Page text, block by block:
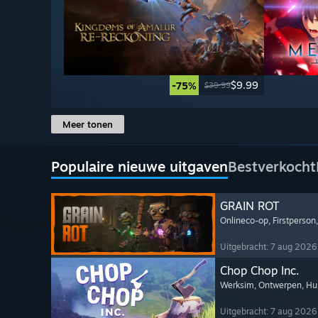
-75% $39.99$9.99
Meer tonen
Populaire nieuwe uitgavenBestverkocht
GRAIN ROT
Onlineco-op, Firstperson
Uitgebracht: 7 aug 2026
Chop Chop Inc.
Werksim, Ontwerpen,
Uitgebracht: 7 aug 2026